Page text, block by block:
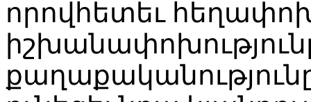
որովհետեւ